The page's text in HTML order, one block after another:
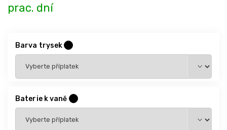
prac. dní
Barva trysek
Baterie k vaně